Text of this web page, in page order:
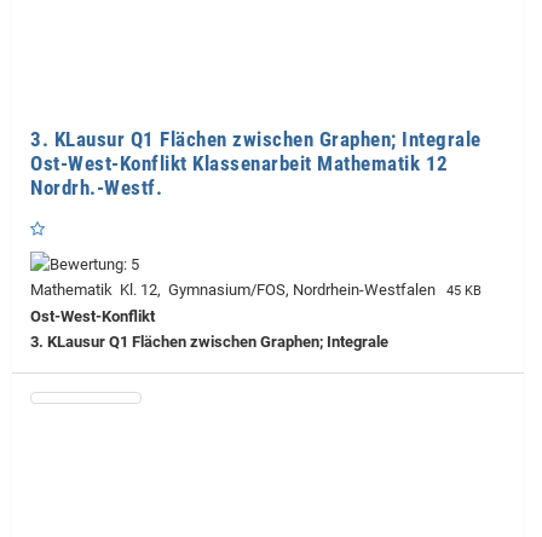
3. KLausur Q1 Flächen zwischen Graphen; Integrale
Ost-West-Konflikt Klassenarbeit Mathematik 12
Nordrh.-Westf.
Mathematik Kl. 12, Gymnasium/FOS, Nordrhein-Westfalen 45 KB
Ost-West-Konflikt
3. KLausur Q1 Flächen zwischen Graphen; Integrale